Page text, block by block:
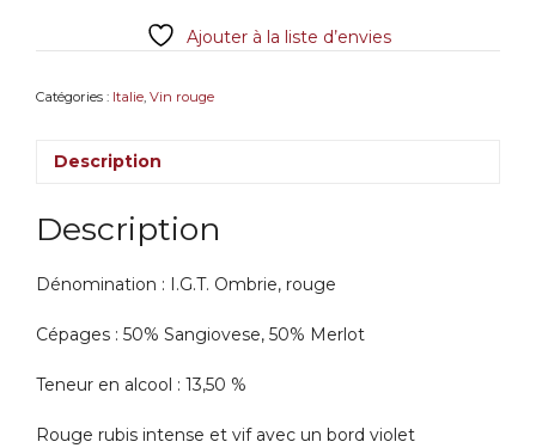
Umbria
Ajouter à la liste d’envies
Catégories : Italie Vin rouge
Description
Description
Dénomination : I.G.T. Ombrie, rouge
Cépages : 50% Sangiovese, 50% Merlot
Teneur en alcool : 13,50 %
Rouge rubis intense et vif avec un bord violet